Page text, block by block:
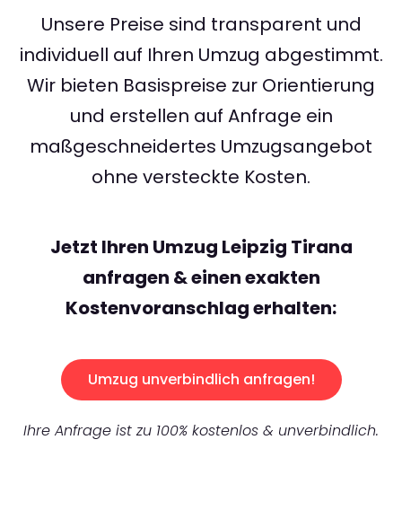
Unsere Preise sind transparent und
individuell auf Ihren Umzug abgestimmt.
Wir bieten Basispreise zur Orientierung
und erstellen auf Anfrage ein
maßgeschneidertes Umzugsangebot
ohne versteckte Kosten.
Jetzt Ihren Umzug Leipzig Tirana
anfragen & einen exakten
Kostenvoranschlag erhalten:
Umzug unverbindlich anfragen!
Ihre Anfrage ist zu 100% kostenlos & unverbindlich.